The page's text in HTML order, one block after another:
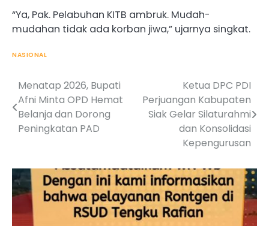
“Ya, Pak. Pelabuhan KITB ambruk. Mudah-
mudahan tidak ada korban jiwa,” ujarnya singkat.
NASIONAL
Post
navigation
Menatap 2026, Bupati
Afni Minta OPD Hemat
Belanja dan Dorong
Peningkatan PAD
Ketua DPC PDI
Perjuangan Kabupaten
Siak Gelar Silaturahmi
dan Konsolidasi
Kepengurusan